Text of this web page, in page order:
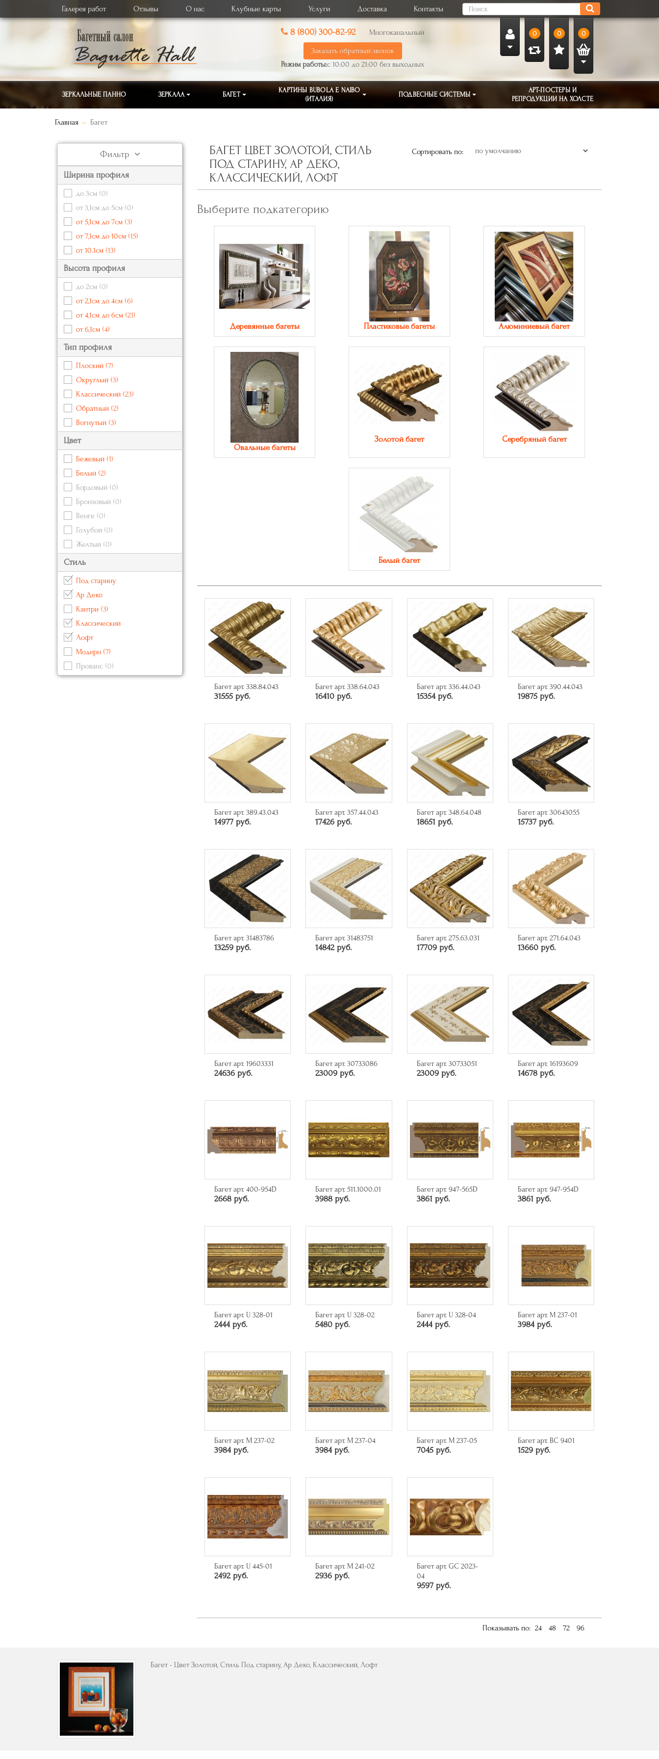
Галерея работ Отзывы О нас Клубные карты Услуги Доставка Контакты
8 (800) 300-82-92 Многоканальный
Заказать обратный звонок
Режим работы:с 10:00 до 21:00 без выходных
0 0 0
ЗЕРКАЛЬНЫЕ ПАННО ЗЕРКАЛА БАГЕТ
КАРТИНЫ BUBOLA E NAIBO
(ИТАЛИЯ)
ПОДВЕСНЫЕ СИСТЕМЫ
АРТ-ПОСТЕРЫ И
РЕПРОДУКЦИИ НА ХОЛСТЕ
Главная Багет
Фильтр
Ширина профиля
до 3см (0)
от 3,1см до 5см (0)
от 5,1см до 7см (3)
от 7,1см до 10см (15)
от 10.1см (13)
Высота профиля
до 2см (0)
от 2,1см до 4см (6)
от 4,1см до 6см (21)
от 6,1см (4)
Тип профиля
Плоский (7)
Округлый (3)
Классический (23)
Обратный (2)
Вогнутый (3)
Цвет
Бежевый (1)
Белый (2)
Бордовый (0)
Бронзовый (0)
Венге (0)
Голубой (0)
Желтый (0)
Золотой
Коричневый
Красный
Кремовый
Розовый
Серебряный
Серый
Стиль
Под старину
Ар Деко
Кантри (3)
Классический
Лофт
Модерн (7)
Прованс (0)
Современный (5)
БАГЕТ ЦВЕТ ЗОЛОТОЙ, СТИЛЬ
ПОД СТАРИНУ, АР ДЕКО,
КЛАССИЧЕСКИЙ, ЛОФТ
Сортировать по:
Выберите подкатегорию
Деревянные багеты Пластиковые багеты Алюминиевый багет
Овальные багеты
Золотой багет Серебряный багет
Белый багет
Багет арт. 338.84.043
31555 руб.
Багет арт. 338.64.043
16410 руб.
Багет арт. 336.44.043
15354 руб.
Багет арт. 390.44.043
19875 руб.
Багет арт. 389.43.043
14977 руб.
Багет арт. 357.44.043
17426 руб.
Багет арт. 348.64.048
18651 руб.
Багет арт. 30643055
15737 руб.
Багет арт. 31483786
13259 руб.
Багет арт. 31483751
14842 руб.
Багет арт. 275.63.031
17709 руб.
Багет арт. 271.64.043
13660 руб.
Багет арт. 19603331
24636 руб.
Багет арт. 30733086
23009 руб.
Багет арт. 30733051
23009 руб.
Багет арт. 16193609
14678 руб.
Багет арт. 400-954D
2668 руб.
Багет арт. 511.1000.01
3988 руб.
Багет арт. 947-565D
3861 руб.
Багет арт. 947-954D
3861 руб.
Багет арт. U 328-01
2444 руб.
Багет арт. U 328-02
5480 руб.
Багет арт. U 328-04
2444 руб.
Багет арт. M 237-01
3984 руб.
Багет арт. M 237-02
3984 руб.
Багет арт. M 237-04
3984 руб.
Багет арт. M 237-05
7045 руб.
Багет арт. BC 9401
1529 руб.
Багет арт. U 445-01
2492 руб.
Багет арт. M 241-02
2936 руб.
Багет арт. GC 2023-
04
9597 руб.
Показывать по: 24 48 72 96
Багет - Цвет Золотой, Стиль Под старину, Ар Деко, Классический, Лофт